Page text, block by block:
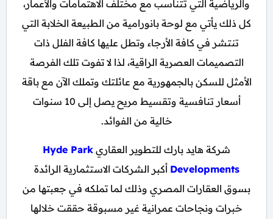
والرياضية التي تتناسب مع مختلف الاهتمامات والأعمار،
كل ذلك يأتي مع لوحة بانورامية من الطبيعة الخلابة التي
تنتشر في كافة الأرجاء وتطل عليها كافة الفلل ذات
التصميمات العصرية الراقية، لذا لا تفوت تلك الفرصة
الأمثل للسكن بالجمهورية مع عائلتك وتملك الآن مع باقة
أسعار تنافسية وتقسيط مريح يصل إلى 10 سنوات
خالية من الفوائد.
شركة هايد بارك للتطوير العقاري Hyde Park
Developments أكبر الشركات الاستثمارية الرائدة
بسوق العقارات المصري وذلك لما تملكه في جعبتها من
خبرات ونجاحات عمرانية غير مسبوقة حققت خلالها